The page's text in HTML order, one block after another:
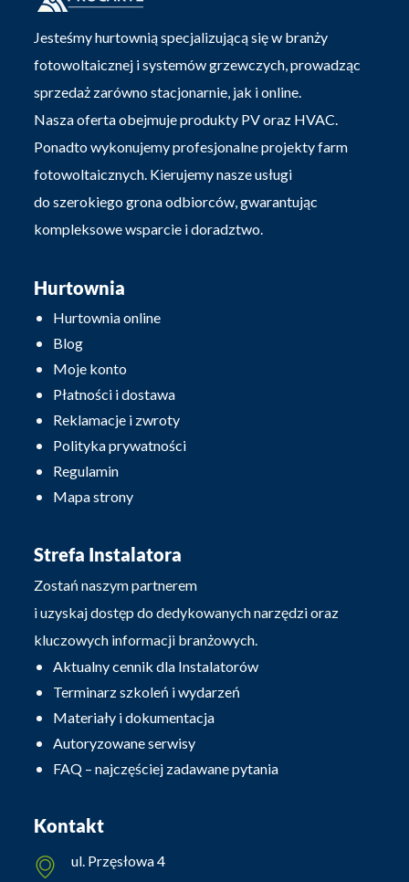
Jesteśmy hurtownią specjalizującą się w branży
fotowoltaicznej i systemów grzewczych, prowadząc
sprzedaż zarówno stacjonarnie, jak i online.
Nasza oferta obejmuje produkty PV oraz HVAC.
Ponadto wykonujemy profesjonalne projekty farm
fotowoltaicznych. Kierujemy nasze usługi
do szerokiego grona odbiorców, gwarantując
kompleksowe wsparcie i doradztwo.
Hurtownia
Hurtownia online
Blog
Moje konto
Płatności i dostawa
Reklamacje i zwroty
Polityka prywatności
Regulamin
Mapa strony
Strefa Instalatora
Zostań naszym partnerem
i uzyskaj dostęp do dedykowanych narzędzi oraz
kluczowych informacji branżowych.
Aktualny cennik dla Instalatorów
Terminarz szkoleń i wydarzeń
Materiały i dokumentacja
Autoryzowane serwisy
FAQ – najczęściej zadawane pytania
Kontakt
ul. Przęsłowa 4